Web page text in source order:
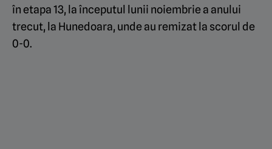
în etapa 13, la începutul lunii noiembrie a anului
trecut, la Hunedoara, unde au remizat la scorul de
0-0.